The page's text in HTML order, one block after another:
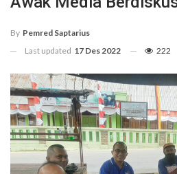
By Pemred Saptarius
Last updated 17 Des 2022 222